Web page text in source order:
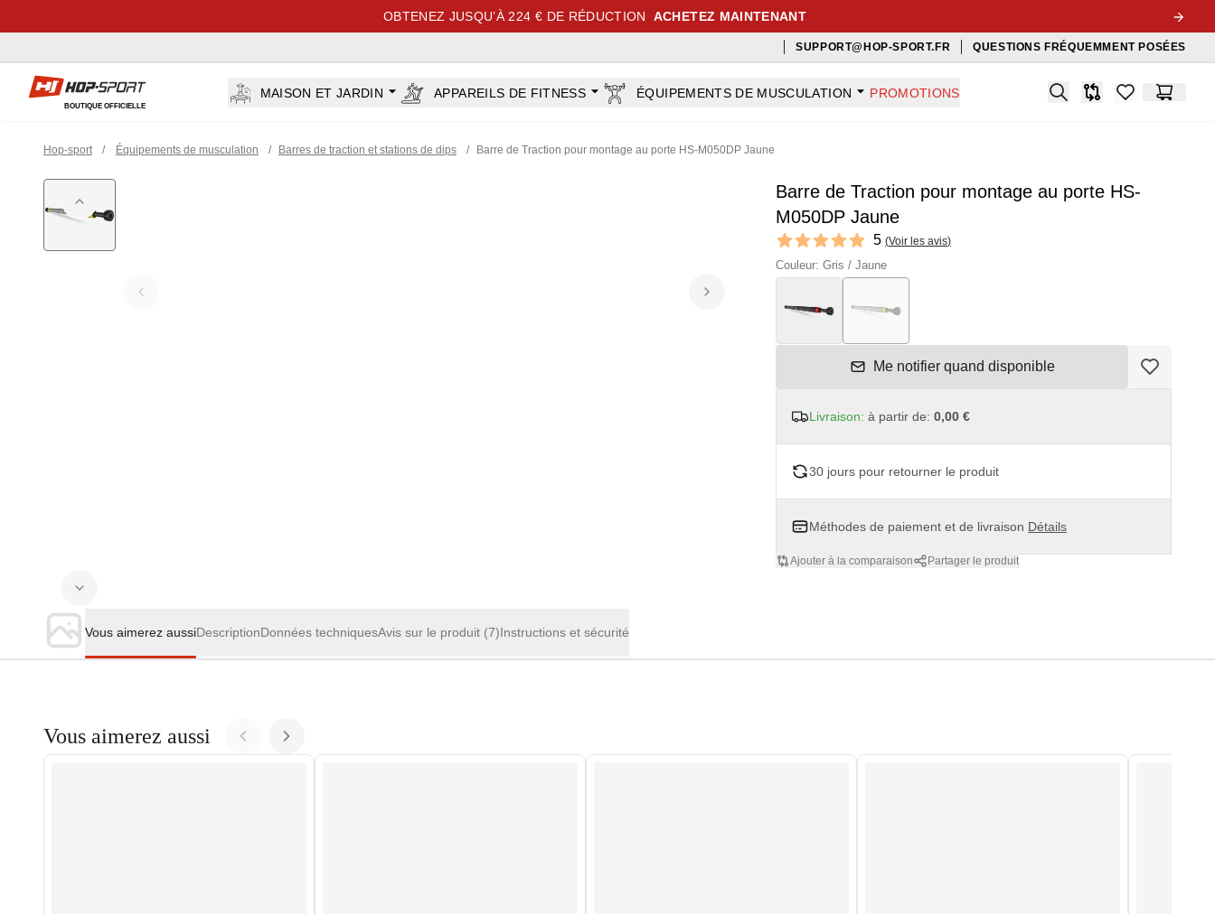
OBTENEZ JUSQU’À 224 € DE RÉDUCTION ACHETEZ MAINTENANT
SUPPORT@HOP-SPORT.FR QUESTIONS FRÉQUEMMENT POSÉES
Hop-sport.fr
BOUTIQUE OFFICIELLE
MAISON ET JARDIN APPAREILS DE FITNESS ÉQUIPEMENTS DE MUSCULATION PROMOTIONS Search
Comparaison
items inPanier
Hop-sport / Équipements de musculation / Barres de traction et stations de dips / Barre de Traction pour montage au porte HS-M050DP Jaune
Barre de Traction pour montage au porte HS-
M050DP Jaune
Reviews
5 out of 5 stars 5 (Voir les avis)
Couleur: Gris / Jaune
Me notifier quand disponible
Livraison: à partir de: 0,00 €
30 jours pour retourner le produit
Méthodes de paiement et de livraison Détails
Ajouter à la comparaison Partager le produit
Vous aimerez aussiDescriptionDonnées techniquesAvis sur le produit (7)Instructions et sécurité
Vous aimerez aussi